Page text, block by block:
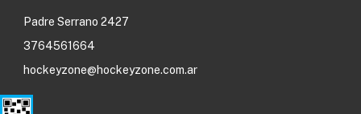
Padre Serrano 2427
3764561664
hockeyzone@hockeyzone.com.ar